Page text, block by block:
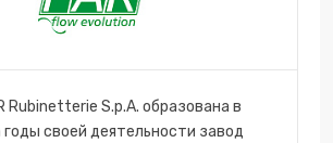
Rubinetterie S.p.A. образована в
годы своей деятельности завод